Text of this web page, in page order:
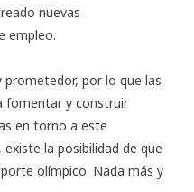
nuevas
empleo.
por lo que las
fomentar y construir
en torno a este
la posibilidad de que
olímpico. Nada más y